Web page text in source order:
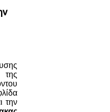
της
την